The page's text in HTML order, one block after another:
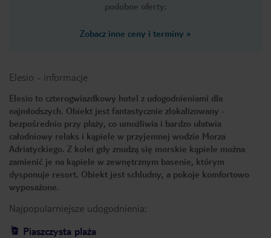
podobne oferty:
Zobacz inne ceny i terminy »
Elesio - informacje
Elesio to czterogwiazdkowy hotel z udogodnieniami dla
najmłodszych. Obiekt jest fantastycznie zlokalizowany -
bezpośrednio przy plaży, co umożliwia i bardzo ułatwia
całodniowy relaks i kąpiele w przyjemnej wodzie Morza
Adriatyckiego. Z kolei gdy znudzą się morskie kąpiele można
zamienić je na kąpiele w zewnętrznym basenie, którym
dysponuje resort. Obiekt jest schludny, a pokoje komfortowo
wyposażone.
Najpopularniejsze udogodnienia:
Piaszczysta plaża